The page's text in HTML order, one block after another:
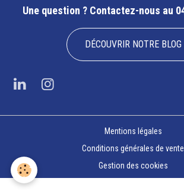
Une question ? Contactez-nous au
DÉCOUVRIR NOTRE BLOG
Mentions légales
Conditions générales de vente
Gestion des cookies